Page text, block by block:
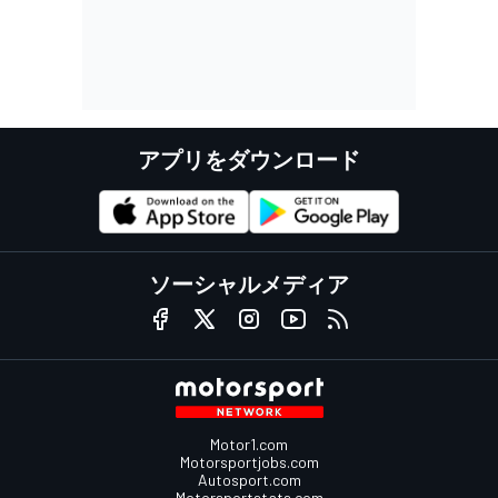
アプリをダウンロード
ソーシャルメディア
Motor1.com
Motorsportjobs.com
Autosport.com